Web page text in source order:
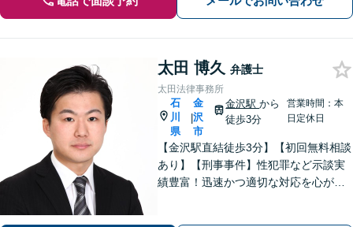
太田 博久 弁護士
太田法律事務所
石
川
県
|
金
沢
市
金沢駅から
徒歩3分
営業時間：本
日定休日
【金沢駅直結徒歩3分】【初回無料相談
あり】【刑事事件】性犯罪など示談実
績豊富！迅速かつ適切な対応を心がけ